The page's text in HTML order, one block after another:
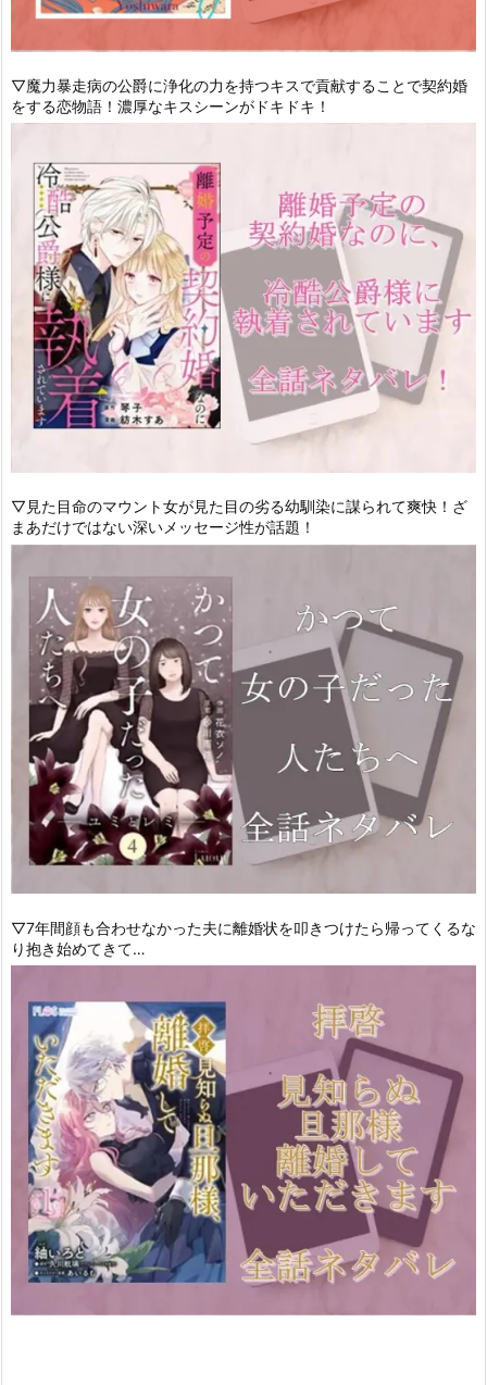
▽魔力暴走病の公爵に浄化の力を持つキスで貢献することで契約婚
をする恋物語！濃厚なキスシーンがドキドキ！
▽見た目命のマウント女が見た目の劣る幼馴染に謀られて爽快！ざ
まあだけではない深いメッセージ性が話題！
▽7年間顔も合わせなかった夫に離婚状を叩きつけたら帰ってくるな
り抱き始めてきて…